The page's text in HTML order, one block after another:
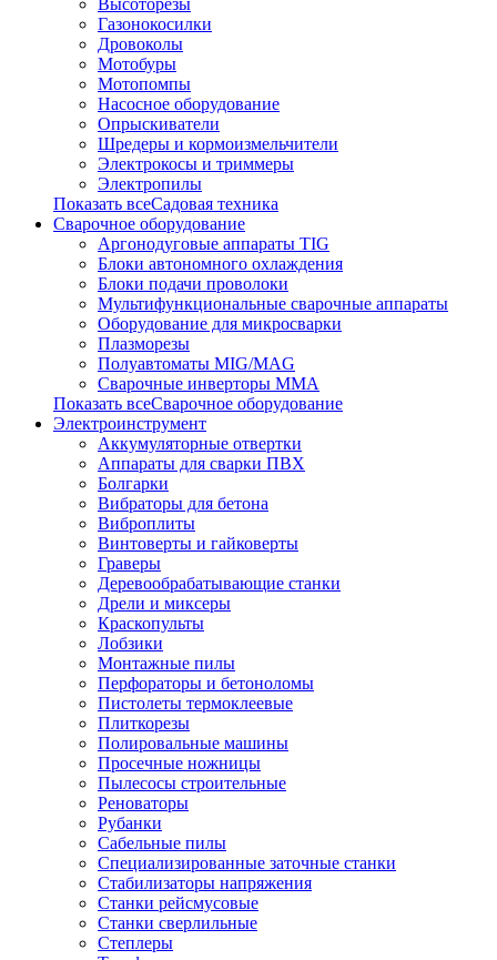
Высоторезы
Газонокосилки
Дровоколы
Мотобуры
Мотопомпы
Насосное оборудование
Опрыскиватели
Шредеры и кормоизмельчители
Электрокосы и триммеры
Электропилы
Показать всеСадовая техника
Сварочное оборудование
Аргонодуговые аппараты TIG
Блоки автономного охлаждения
Блоки подачи проволоки
Мультифункциональные сварочные аппараты
Оборудование для микросварки
Плазморезы
Полуавтоматы MIG/MAG
Сварочные инверторы ММА
Показать всеСварочное оборудование
Электроинструмент
Аккумуляторные отвертки
Аппараты для сварки ПВХ
Болгарки
Вибраторы для бетона
Виброплиты
Винтоверты и гайковерты
Граверы
Деревообрабатывающие станки
Дрели и миксеры
Краскопульты
Лобзики
Монтажные пилы
Перфораторы и бетоноломы
Пистолеты термоклеевые
Плиткорезы
Полировальные машины
Просечные ножницы
Пылесосы строительные
Реноваторы
Рубанки
Сабельные пилы
Специализированные заточные станки
Стабилизаторы напряжения
Станки рейсмусовые
Станки сверлильные
Степлеры